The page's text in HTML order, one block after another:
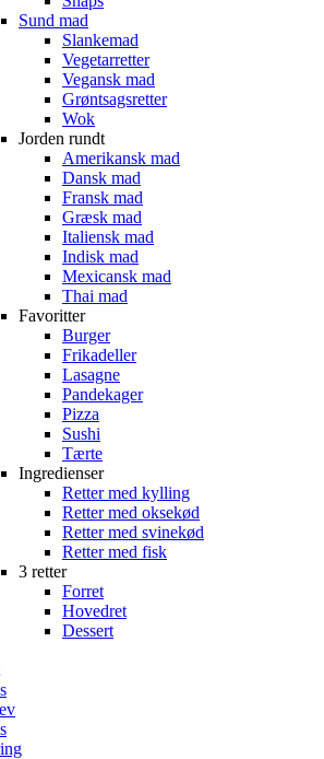
Sund mad
Slankemad
Vegetarretter
Vegansk mad
Grøntsagsretter
Wok
Jorden rundt
Amerikansk mad
Dansk mad
Fransk mad
Græsk mad
Italiensk mad
Indisk mad
Mexicansk mad
Thai mad
Favoritter
Burger
Frikadeller
Lasagne
Pandekager
Pizza
Sushi
Tærte
Ingredienser
Retter med kylling
Retter med oksekød
Retter med svinekød
Retter med fisk
3 retter
Forret
Hovedret
Dessert